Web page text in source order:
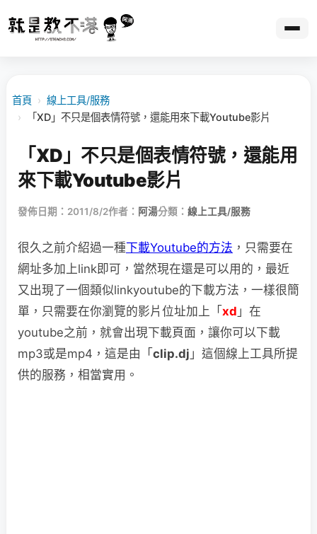
首頁 › 線上工具/服務
›
「XD」不只是個表情符號，還能用來下載Youtube影片
「XD」不只是個表情符號，還能用
來下載Youtube影片
發佈日期：2011/8/2作者： 阿湯分類： 線上工具/服務
很久之前介紹過一種下載Youtube的方法 ，只需要在
網址多加上link即可，當然現在還是可以用的，最近
又出現了一個類似linkyoutube的下載方法，一樣很簡
單，只需要在你瀏覽的影片位址加上「 xd 」在
youtube之前，就會出現下載頁面，讓你可以下載
mp3或是mp4，這是由「 clip.dj 」這個線上工具所提
供的服務，相當實用。